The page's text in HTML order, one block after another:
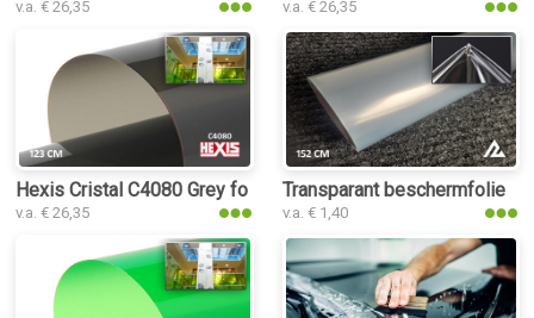
v.a. € 26,35 v.a. € 26,35
Hexis Cristal C4080 Grey folie
v.a. € 26,35
Transparant beschermfolie
v.a. € 1,40